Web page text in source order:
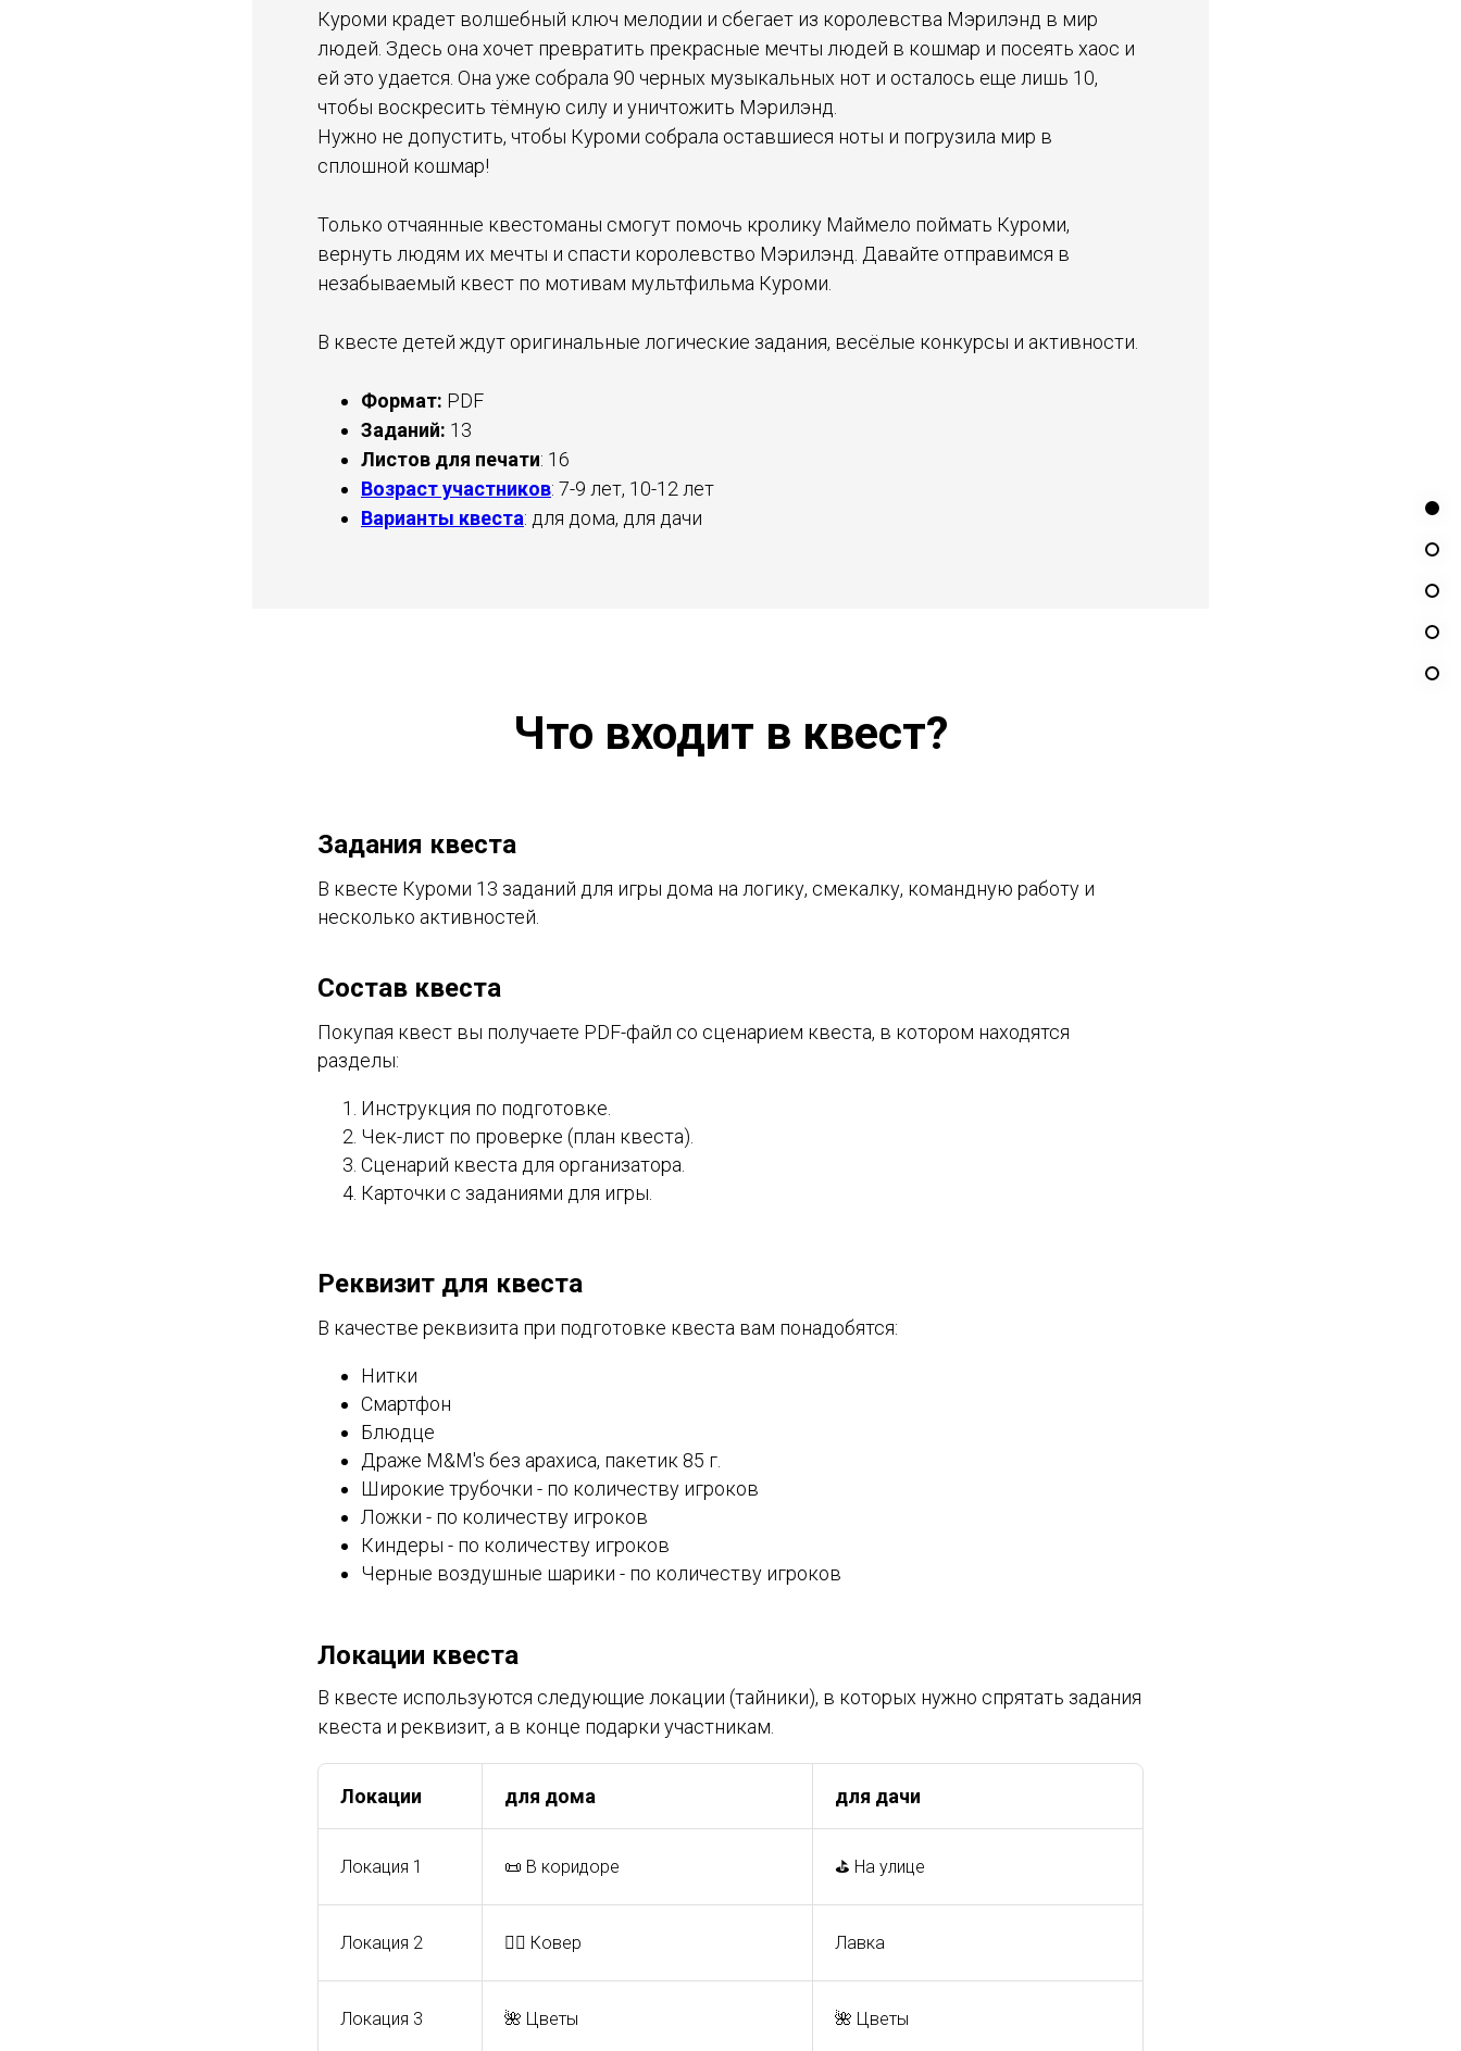
Куроми крадет волшебный ключ мелодии и сбегает из королевства Мэрилэнд в мир
людей. Здесь она хочет превратить прекрасные мечты людей в кошмар и посеять хаос и
ей это удается. Она уже собрала 90 черных музыкальных нот и осталось еще лишь 10,
чтобы воскресить тёмную силу и уничтожить Мэрилэнд.
Нужно не допустить, чтобы Куроми собрала оставшиеся ноты и погрузила мир в
сплошной кошмар!
Только отчаянные квестоманы смогут помочь кролику Маймело поймать Куроми,
вернуть людям их мечты и спасти королевство Мэрилэнд. Давайте отправимся в
незабываемый квест по мотивам мультфильма Куроми.
В квесте детей ждут оригинальные логические задания, весёлые конкурсы и активности.
Формат: PDF
Заданий: 13
Листов для печати: 16
Возраст участников: 7-9 лет, 10-12 лет
Варианты квеста: для дома, для дачи
Что входит в квест?
Задания квеста
В квесте Куроми 13 заданий для игры дома на логику, смекалку, командную работу и
несколько активностей.
Состав квеста
Покупая квест вы получаете PDF-файл со сценарием квеста, в котором находятся
разделы:
Инструкция по подготовке.
Чек-лист по проверке (план квеста).
Сценарий квеста для организатора.
Карточки с заданиями для игры.
Реквизит для квеста
В качестве реквизита при подготовке квеста вам понадобятся:
Нитки
Смартфон
Блюдце
Драже M&M's без арахиса, пакетик 85 г.
Широкие трубочки - по количеству игроков
Ложки - по количеству игроков
Киндеры - по количеству игроков
Черные воздушные шарики - по количеству игроков
Локации квеста
В квесте используются следующие локации (тайники), в которых нужно спрятать задания
квеста и реквизит, а в конце подарки участникам.
Локации для дома для дачи
Локация 1 📜 В коридоре ⛳️ На улице
Локация 2 🏳️‍🌈 Ковер Лавка
Локация 3 🌺 Цветы 🌺 Цветы